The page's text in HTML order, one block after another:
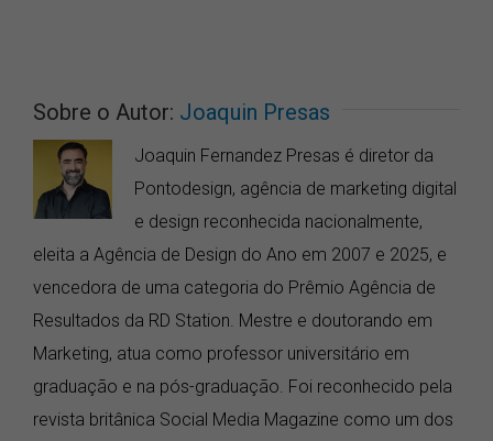
Sobre o Autor: Joaquin Presas
Joaquin Fernandez Presas é diretor da
Pontodesign, agência de marketing digital
e design reconhecida nacionalmente,
eleita a Agência de Design do Ano em 2007 e 2025, e
vencedora de uma categoria do Prêmio Agência de
Resultados da RD Station. Mestre e doutorando em
Marketing, atua como professor universitário em
graduação e na pós-graduação. Foi reconhecido pela
revista britânica Social Media Magazine como um dos